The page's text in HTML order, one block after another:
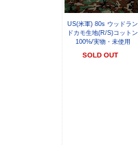
US(米軍) 80s ウッドラン
ドカモ生地(R/S)コットン
100%/実物・未使用
SOLD OUT